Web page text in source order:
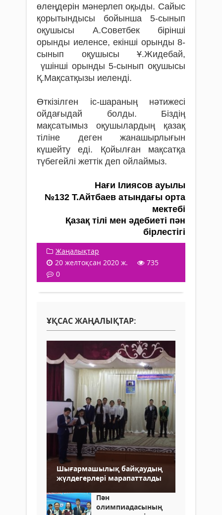
өлеңдерін мәнерлеп оқыды. Сайыс
қорытындысы бойынша 5-сынып
оқушысы А.Советбек бірінші
орынды иеленсе, екінші орынды 8-
сынып оқушысы Ұ.Жидебай,
үшінші орынды 5-сынып оқушысы
Қ.Мақсатқызы иеленді.
Өткізілген іс-шараның нәтижесі
ойдағыдай болды. Біздің
мақсатымыз оқушылардың қазақ
тіліне деген жанашырлығын
күшейту еді. Қойылған мақсатқа
түбегейлі жеттік деп ойлаймыз.
Нағи Ілиясов ауылы
№132 Т.Айтбаев атындағы орта
мектебі
Қазақ тілі мен әдебиеті пән
бірлестігі
Жаңалықтар
20 желтоқсан 2020 ж.
735
0
ҰҚСАС ЖАҢАЛЫҚТАР:
Шығармашылық байқаудың
жүлдегерлері марапатталды
Пән
олимпиадасының